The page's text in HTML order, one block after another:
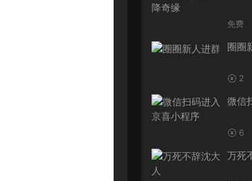
免费
圈圈
2
微信
6
万死